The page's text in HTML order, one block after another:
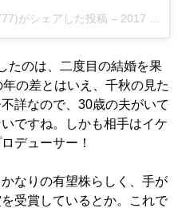
がシェアした投稿 – 2017 2月 17 7:03午後 PST
たのは、二度目の結婚を果
の差とはいえ、千秋の見た
詳なので、30歳の夫がいて
ですね。しかも相手はイケ
デューサー！
なりの有望株らしく、手が
受賞しているとか。これで